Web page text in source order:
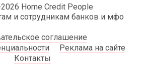
Home Credit People
и сотрудникам банков и мфо
соглашение
Реклама на сайте
Контакты